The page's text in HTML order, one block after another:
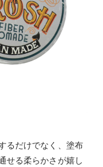
るだけでなく、塗布
せる柔らかさが嬉し